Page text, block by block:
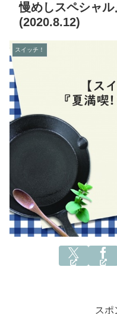
慢めしスペシャ
(2020.8.12)
スイッチ！
スポ